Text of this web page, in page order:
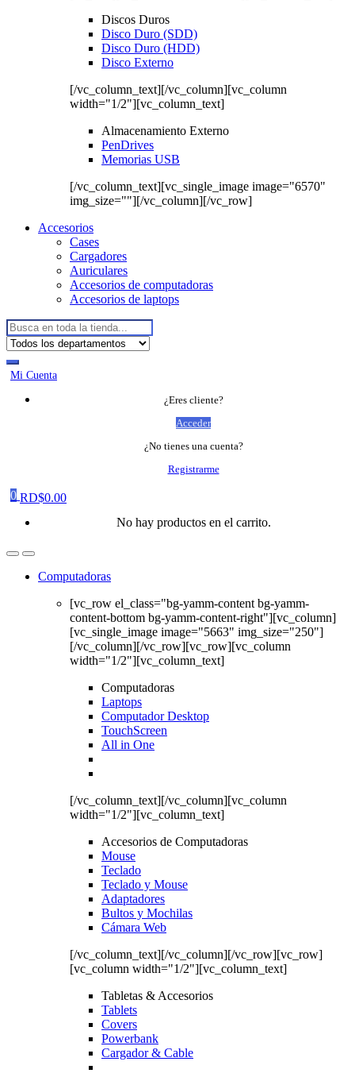
Discos Duros
Disco Duro (SDD)
Disco Duro (HDD)
Disco Externo
[/vc_column_text][/vc_column][vc_column
width="1/2"][vc_column_text]
Almacenamiento Externo
PenDrives
Memorias USB
[/vc_column_text][vc_single_image image="6570"
img_size=""][/vc_column][/vc_row]
Accesorios
Cases
Cargadores
Auriculares
Accesorios de computadoras
Accesorios de laptops
Buscar:
Mi Cuenta
¿Eres cliente?
Acceder
¿No tienes una cuenta?
Registrarme
0 RD$0.00
No hay productos en el carrito.
Computadoras
[vc_row el_class="bg-yamm-content bg-yamm-
content-bottom bg-yamm-content-right"][vc_column]
[vc_single_image image="5663" img_size="250"]
[/vc_column][/vc_row][vc_row][vc_column
width="1/2"][vc_column_text]
Computadoras
Laptops
Computador Desktop
TouchScreen
All in One
[/vc_column_text][/vc_column][vc_column
width="1/2"][vc_column_text]
Accesorios de Computadoras
Mouse
Teclado
Teclado y Mouse
Adaptadores
Bultos y Mochilas
Cámara Web
[/vc_column_text][/vc_column][/vc_row][vc_row]
[vc_column width="1/2"][vc_column_text]
Tabletas & Accesorios
Tablets
Covers
Powerbank
Cargador & Cable